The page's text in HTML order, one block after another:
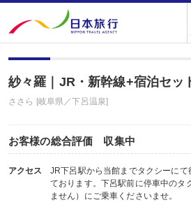
紗々羅｜JR・新幹線+宿泊セッ
ささら [岐阜県／下呂温泉]
お客様の総合評価 収集中
アクセス
JR下呂駅から当館までタクシーに
ております。下呂駅前に停車中のタ
ません）にご乗車くださいませ。